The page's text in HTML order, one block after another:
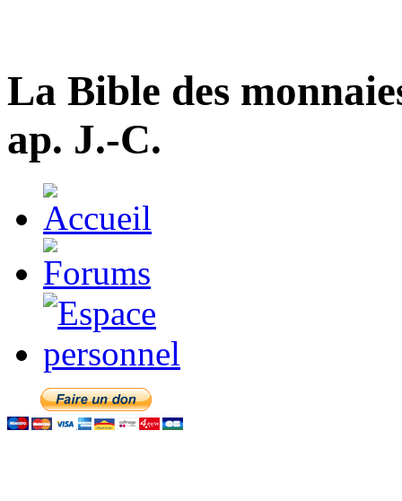
La Bible des
ap. J.-C.